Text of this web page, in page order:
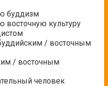
буддизм
восточную культуру
/ восточным
/ восточным
человек